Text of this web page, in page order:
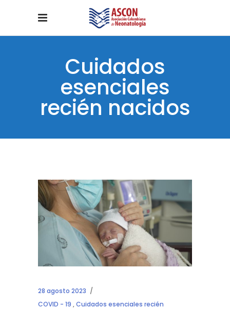
Cuidados
esenciales
recién nacidos
28 agosto 2023
COVID - 19 ,Cuidados esenciales recién